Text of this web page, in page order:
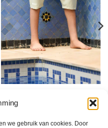
we gebruik van cookies. Door
Zwembroek voor kinderen »